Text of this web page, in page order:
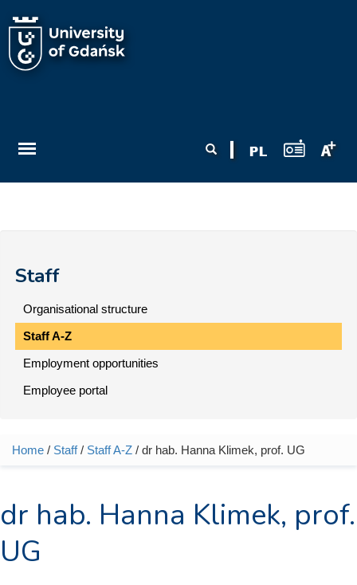
Staff
Organisational structure
Staff A-Z
Employment opportunities
Employee portal
You are here
Home / Staff/ Staff A-Z / dr hab. Hanna Klimek, prof. UG
dr hab. Hanna Klimek, prof.
UG